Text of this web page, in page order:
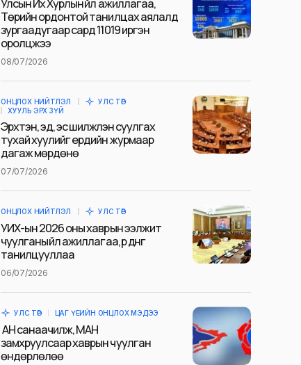
Улсын Их Хурлын үйл ажиллагаа,
Төрийн ордонтой танилцах аялалд
зургаадугаар сард 11019 иргэн
оролцжээ
08/07/2026
ОНЦЛОХ НИЙТЛЭЛ
УЛС ТӨР
ХУУЛЬ ЭРХ ЗҮЙ
Эрхтэн, эд, эс шилжүүлэн суулгах
тухай хуулийг ердийн журмаар
дагаж мөрдөнө
07/07/2026
ОНЦЛОХ НИЙТЛЭЛ УЛС ТӨР
УИХ-ын 2026 оны хаврын ээлжит
чуулганы үйл ажиллагаа, үр дүнг
танилцууллаа
06/07/2026
УЛС ТӨР ЦАГ ҮЕИЙН ОНЦЛОХ МЭДЭЭ
АН санаачилж, МАН
замхруулсаар хаврын чуулган
өндөрлөлөө